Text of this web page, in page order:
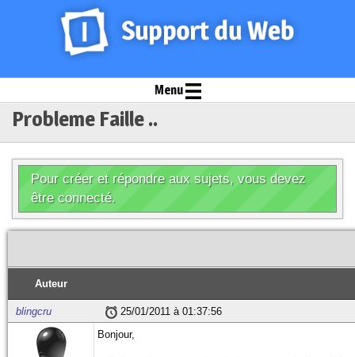
Menu
Probleme Faille ..
Pour créer et répondre aux sujets, vous devez
être connecté.
Auteur
blingcru 25/01/2011 à 01:37:56
Bonjour,